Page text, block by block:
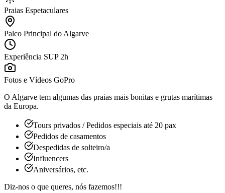
Praias Espetaculares
Palco Principal do Algarve
Experiência SUP 2h
Fotos e Vídeos GoPro
O Algarve tem algumas das praias mais bonitas e grutas marítimas
da Europa.
Tours privados / Pedidos especiais até 20 pax
Pedidos de casamentos
Despedidas de solteiro/a
Influencers
Aniversários, etc.
Diz-nos o que queres, nós fazemos!!!